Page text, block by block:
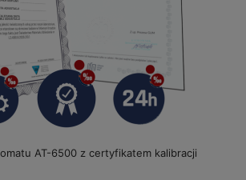
AT-6500 z certyfikatem kalibracji